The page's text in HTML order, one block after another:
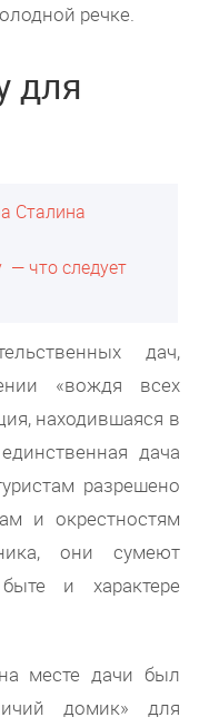
речке.
для
Сталина
— что следует
дач,
«вождя всех
находившаяся в
дача
разрешено
и окрестностям
они сумеют
и характере
месте дачи был
домик» для